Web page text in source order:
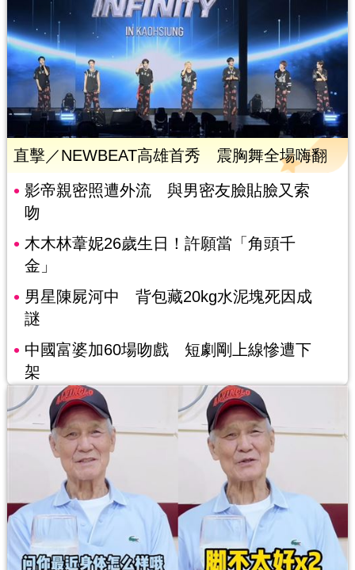
直擊／NEWBEAT高雄首秀 震胸舞全場嗨翻
影帝親密照遭外流 與男密友臉貼臉又索
吻
木木林葦妮26歲生日！許願當「角頭千
金」
男星陳屍河中 背包藏20kg水泥塊死因成
謎
中國富婆加60場吻戲 短劇剛上線慘遭下
架